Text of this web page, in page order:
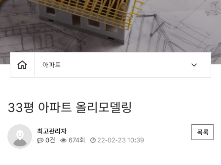
아파트
33평 아파트 올리모델링
최고관리자
0건 674회 22-02-23 10:39
목록